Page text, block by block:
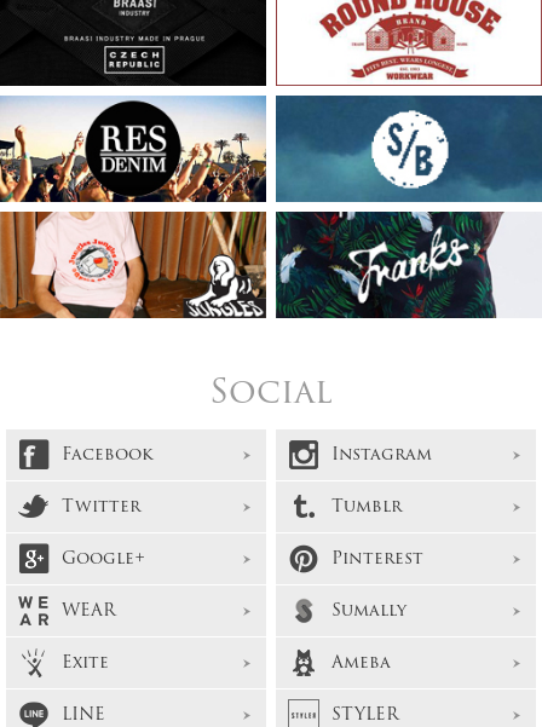
Social
Facebook
Instagram
Twitter
Tumblr
Google+
Pinterest
WEAR
Sumally
Exite
Ameba
LINE
STYLER